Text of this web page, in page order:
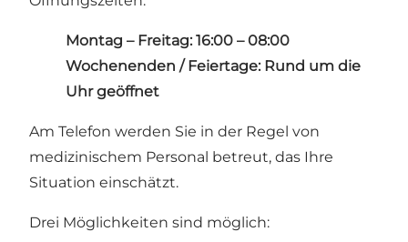
Montag – Freitag: 16:00 – 08:00
Wochenenden / Feiertage: Rund um die
Uhr geöffnet
Am Telefon werden Sie in der Regel von
medizinischem Personal betreut, das Ihre
Situation einschätzt.
Drei Möglichkeiten sind möglich: